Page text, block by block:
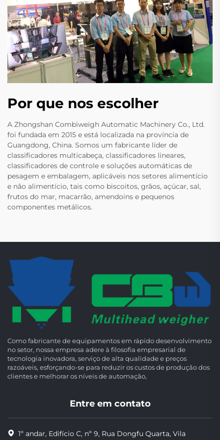
Por que nos escolher
A Zhongshan Combiweigh Automatic Machinery Co., Ltd.
foi fundada em 2015 e está localizada na província de
Guangdong, China. Somos um fabricante líder de
classificadores multicabeça, classificadores lineares,
classificadores de controle e soluções automáticas de
pesagem e embalagem, aplicáveis nos setores alimentício
e não alimentício, tais como biscoitos, grãos, açúcar, sal,
frutos do mar, macarrão, amendoins e pequenos
componentes metálicos.
Como fabricante de equipamentos em rápido desenvolvimento
no setor, nossa empresa adere à filosofia empresarial de
tecnologia inovadora, serviço de alta qualidade e preços
razoáveis, esforçando-se para reduzir os custos de produção dos
clientes e melhorar os níveis de automação,
Entre em contato
1º andar, Edifício C, nº 9, Rua Dongfu Quarta, Vila